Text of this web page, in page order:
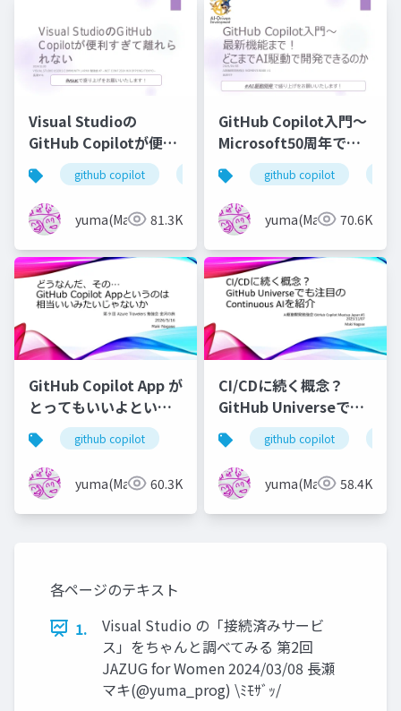
Visual Studioの
GitHub Copilotが便利
すぎて離れられない
github copilot visual studio microsoft ignite
yuma(Maki) 81.3K
GitHub Copilot入門～
Microsoft50周年で発
表された最新機能ま
で！どこまでAI駆動で
開発できるのか
github copilot
yuma(Maki) 70.6K
GitHub Copilot App が
とってもいいよという
話
github copilot
yuma(Maki) 60.3K
CI/CDに続く概念？
GitHub Universeでも
注目のContinuous AI
を紹介
github copilot
yuma(Maki) 58.4K
各ページのテキスト
1.
Visual Studio の「接続済みサービ
ス」をちゃんと調べてみる 第2回
JAZUG for Women 2024/03/08 長瀬
マキ(@yuma_prog) \ﾐﾓｻﾞｯ/